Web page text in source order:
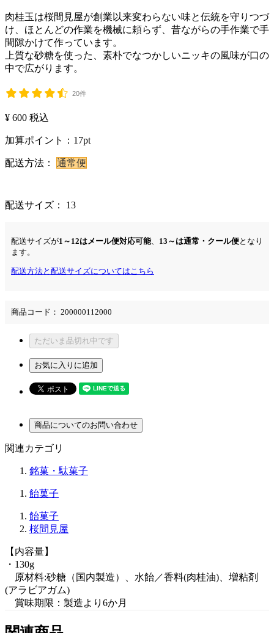
肉桂玉は桜間見屋が創業以来変わらない味と伝統を守りつづ
け、ほとんどの作業を機械に頼らず、昔ながらの手作業で手
間隙かけて作っています。
上質な砂糖を使った、素朴でなつかしいニッキの風味が口の
中で広がります。
20件
¥ 600 税込
加算ポイント： 17pt
配送方法： 通常便
配送サイズ： 13
配送サイズが1～12はメール便対応可能 13～は通常・クール便となり
ます。
配送方法と配送サイズについてはこちら
商品コード： 200000112000
ただいま品切れ中です
お気に入りに追加
商品についてのお問い合わせ
関連カテゴリ
銘菓・駄菓子
飴菓子
飴菓子
桜間見屋
【内容量】
・130g
原材料:砂糖（国内製造）、水飴／香料(肉桂油)、増粘剤
(アラビアガム)
賞味期限：製造より6か月